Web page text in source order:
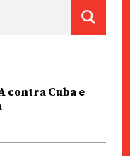
contra Cuba e